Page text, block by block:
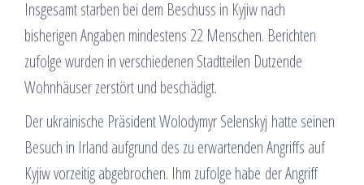
Insgesamt starben bei dem Beschuss in Kyjiw nach
bisherigen Angaben mindestens 22 Menschen. Berichten
zufolge wurden in verschiedenen Stadtteilen Dutzende
Wohnhäuser zerstört und beschädigt.
Der ukrainische Präsident Wolodymyr Selenskyj hatte seinen
Besuch in Irland aufgrund des zu erwartenden Angriffs auf
Kyjiw vorzeitig abgebrochen. Ihm zufolge habe der Angriff